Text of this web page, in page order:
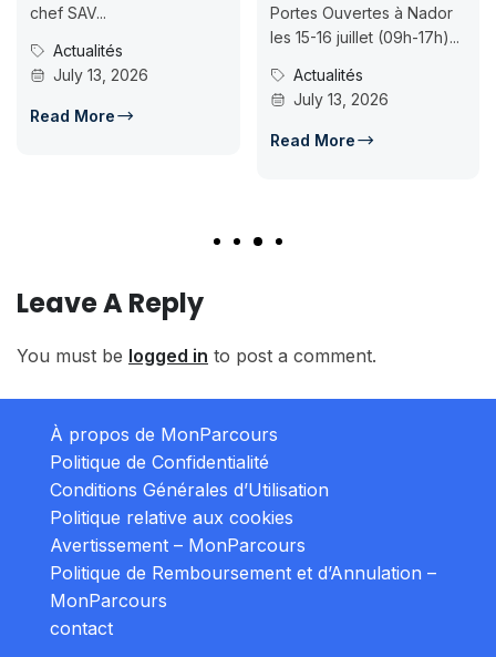
chef SAV...
Actualités
July 13, 2026
Read More
Portes Ouvertes à Nador
les 15-16 juillet (09h-17h)...
Actualités
July 13, 2026
Read More
Leave A Reply
You must be logged in to post a comment.
À propos de MonParcours
Politique de Confidentialité
Conditions Générales d’Utilisation
Politique relative aux cookies
Avertissement – MonParcours
Politique de Remboursement et d’Annulation –
MonParcours
contact